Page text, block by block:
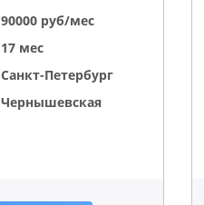
90000 руб/мес
17 мес
Санкт-Петербург
Чернышевская